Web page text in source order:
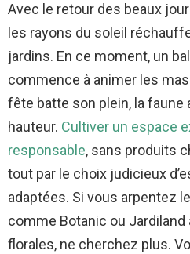
Avec le retour des beaux
les rayons du soleil
jardins. En ce moment, un
commence à animer les
fête batte son plein, la faune
hauteur. Cultiver un espace
responsable, sans produits
tout par le choix judicieux
adaptées. Si vous arpentez
comme Botanic ou Jardiland
florales, ne cherchez plus.